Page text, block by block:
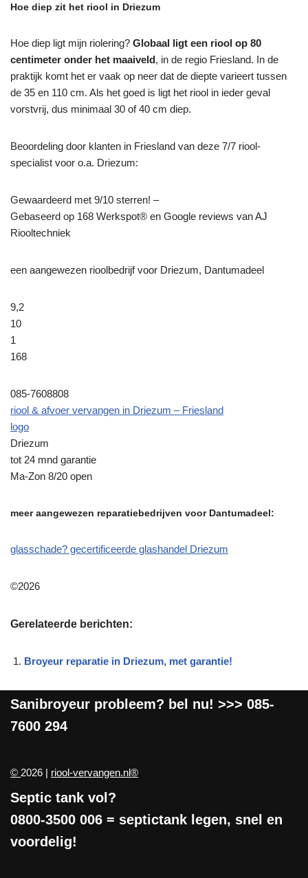
Hoe diep zit het riool in Driezum
Hoe diep ligt mijn riolering? Globaal ligt een riool op 80
centimeter onder het maaiveld, in de regio Friesland. In de
praktijk komt het er vaak op neer dat de diepte varieert tussen
de 35 en 110 cm. Als het goed is ligt het riool in ieder geval
vorstvrij, dus minimaal 30 of 40 cm diep.
Beoordeling door klanten in Friesland van deze 7/7 riool-
specialist voor o.a. Driezum:
Gewaardeerd met 9/10 sterren! –
Gebaseerd op 168 Werkspot® en Google reviews van AJ
Riooltechniek
een aangewezen rioolbedrijf voor Driezum, Dantumadeel
9,2
10
1
168
085-7608808
riool & afvoer vervangen in Driezum – Friesland
logo
Driezum
tot 24 mnd garantie
Ma-Zon 8/20 open
meer aangewezen reparatiebedrijven voor Dantumadeel:
glasschade? gecertificeerde glashandel Driezum
©2026
Gerelateerde berichten:
Broyeur reparatie in Driezum, met garantie!
Sanibroyeur probleem? bel nu! >>> 085-
7600 294
© 2026 | riool-vervangen.nl®
Septic tank vol?
0800-3500 006 = septictank legen, snel en
voordelig!